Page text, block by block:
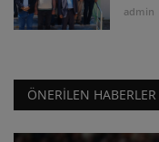
admin
ÖNERILEN HABERLER